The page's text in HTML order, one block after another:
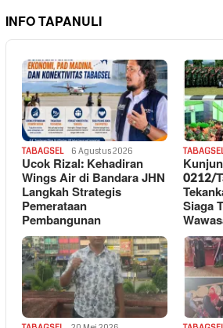
INFO TAPANULI
TABAGSEL 6 Agustus 2026
Ucok Rizal: Kehadiran
Wings Air di Bandara JHN
Langkah Strategis
Pemerataan
Pembangunan
0212/
Siaga